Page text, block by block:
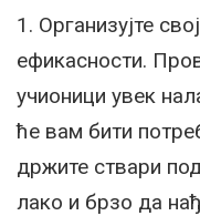
1. Организујте
ефикасности.
учионици увек
ће вам бити
држите ствари
лако и брзо да